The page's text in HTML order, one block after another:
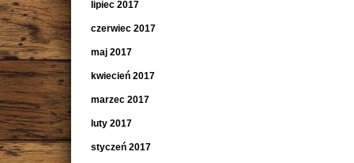
lipiec 2017
czerwiec 2017
maj 2017
kwiecień 2017
marzec 2017
luty 2017
styczeń 2017